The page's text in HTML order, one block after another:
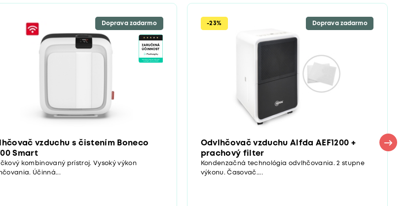
Doprava zadarmo
vzduchu s čistením Boneco
Smart
kombinovaný prístroj. Vysoký výkon
Účinná...
-23% Doprava zadarmo
Odvlhčovač vzduchu Alfda AEF1200 +
prachový filter
Kondenzačná technológia odvlhčovania. 2 stupne
výkonu. Časovač....